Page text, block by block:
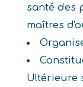
santé des
maîtres
Ultérieure